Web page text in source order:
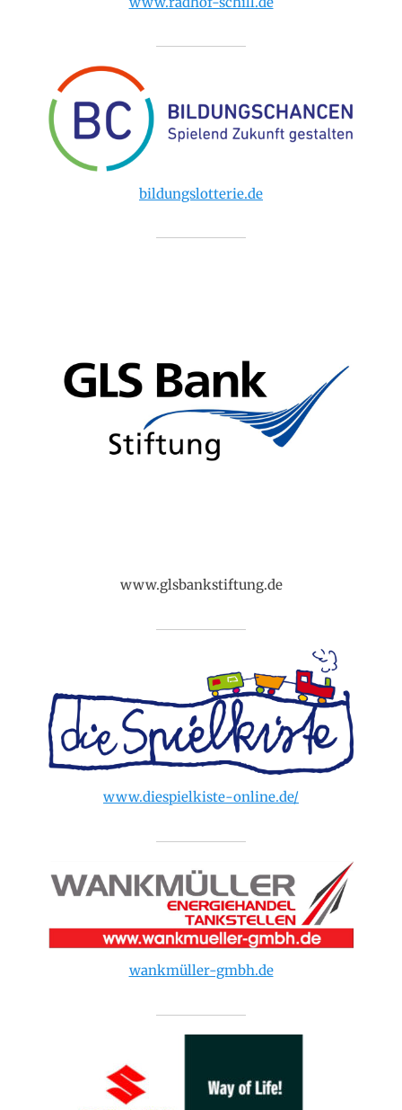
bildungslotterie.de
www.glsbankstiftung.de
www.diespielkiste-online.de/
wankmüller-gmbh.de